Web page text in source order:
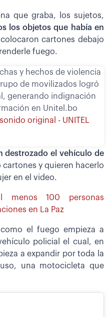
que graba, los sujetos,
los objetos que había en
cartones debajo
fuego.
y hechos de violencia
de movilizados logró
generando indignación
en Unitel.bo
original - UNITEL
destrozado el vehículo de
cartones y quieren hacerlo
en el video.
menos 100 personas
en La Paz
el fuego empieza a
policial el cual, en
a expandir por toda la
una motocicleta que